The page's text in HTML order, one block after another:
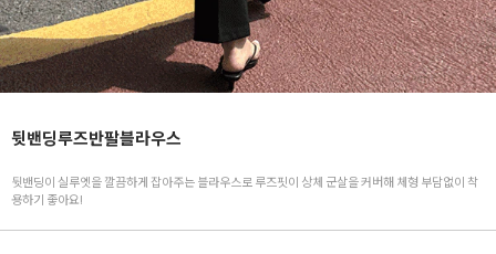
뒷밴딩루즈반팔블라우스
뒷밴딩이 실루엣을 깔끔하게 잡아주는 블라우스로 루즈핏이 상체 군살을 커버해 체형 부담없이 착
용하기 좋아요!